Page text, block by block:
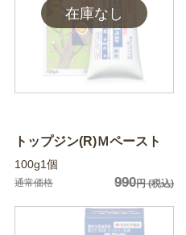
トップジン(R)Ｍペースト
100g1個
通常価格 990円(税込)